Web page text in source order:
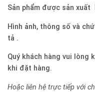
Sản phẩm được sản
Hình ảnh, thông số và
tả .
Quý khách hàng vui
khi đặt hàng.
Hoặc liên hệ trực tiếp với